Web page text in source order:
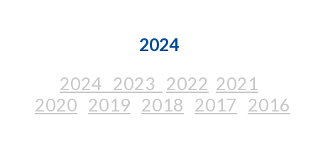
2024
2024 2023 2022 2021
2020 2019 2018 2017 2016